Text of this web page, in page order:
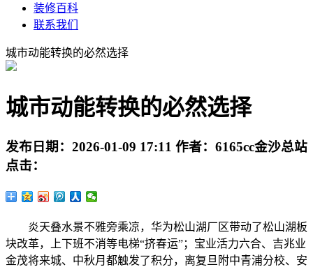
装修百科
联系我们
城市动能转换的必然选择
城市动能转换的必然选择
发布日期： 2026-01-09 17:11 作者： 6165cc金沙总站
点击：
炎天叠水景不雅旁乘凉，华为松山湖厂区带动了松山湖板
块改革，上下班不消等电梯“挤春运”；宝业活力六合、吉兆业
金茂将来城、中秋月都触发了积分，离复旦附中青浦分校、安